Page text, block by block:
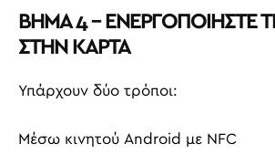
ΒΗΜΑ 4 – ΕΝΕΡΓΟΠΟΙΗΣΤΕ
ΣΤΗΝ ΚΑΡΤΑ
Υπάρχουν δύο τρόποι:
Μέσω κινητού Android με NFC